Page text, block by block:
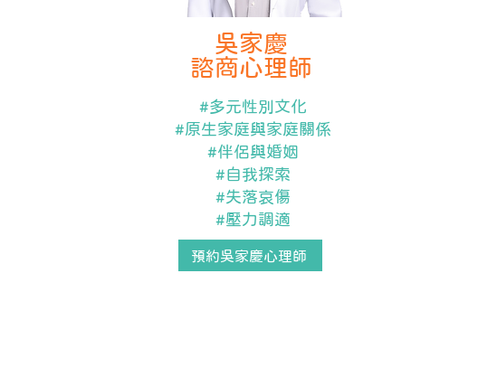
吳家慶
諮商心理師
#多元性別文化
#原生家庭與家庭關係
#伴侶與婚姻
#自我探索
#失落哀傷
​#壓力調適
預約吳家慶心理師